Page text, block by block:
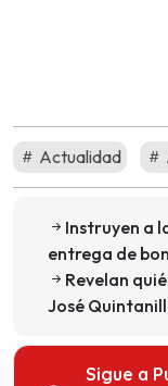
Actualidad
Instruyen a
entrega de
Revelan
José
Sigue a